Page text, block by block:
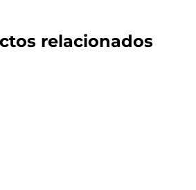
relacionados